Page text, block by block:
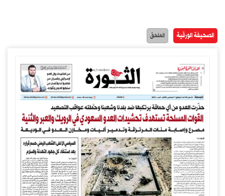
الصحيفة الورقية الملحق